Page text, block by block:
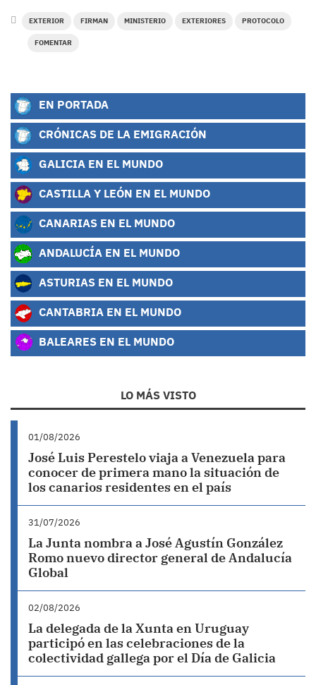
EXTERIOR FIRMAN MINISTERIO EXTERIORES PROTOCOLO
FOMENTAR
EN PORTADA
CRÓNICAS DE LA EMIGRACIÓN
GALICIA EN EL MUNDO
CASTILLA Y LEÓN EN EL MUNDO
CANARIAS EN EL MUNDO
ANDALUCÍA EN EL MUNDO
ASTURIAS EN EL MUNDO
CANTABRIA EN EL MUNDO
BALEARES EN EL MUNDO
LO MÁS VISTO
01/08/2026
José Luis Perestelo viaja a Venezuela para
conocer de primera mano la situación de
los canarios residentes en el país
31/07/2026
La Junta nombra a José Agustín González
Romo nuevo director general de Andalucía
Global
02/08/2026
La delegada de la Xunta en Uruguay
participó en las celebraciones de la
colectividad gallega por el Día de Galicia